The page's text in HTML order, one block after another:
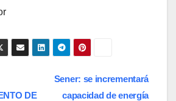
Sener: se incrementará
capacidad de energía
DE